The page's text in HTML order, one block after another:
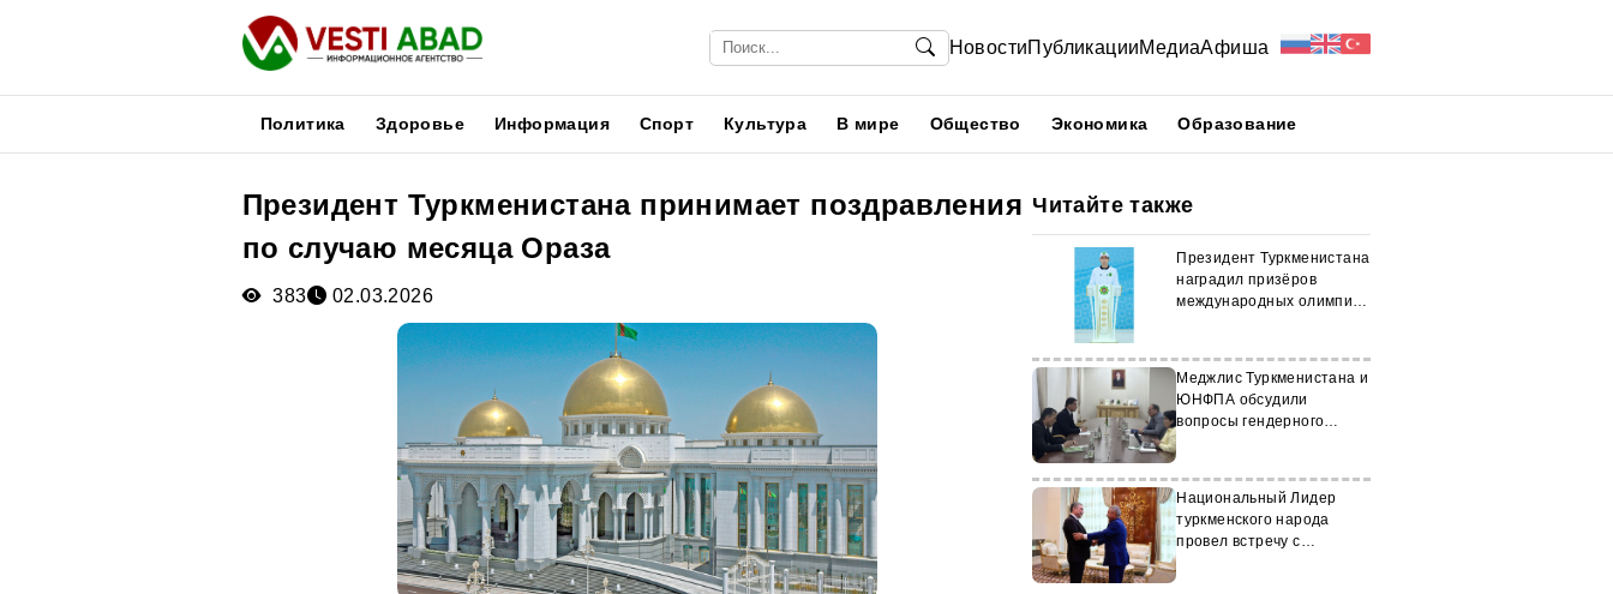
НовостиПубликацииМедиаАфиша
Политика Здоровье Информация Спорт Культура В мире Общество Экономика Образование
Президент Туркменистана принимает поздравления
по случаю месяца Ораза
383 02.03.2026
Читайте также
Президент Туркменистана
наградил призёров
международных олимпиад
Меджлис Туркменистана и
ЮНФПА обсудили
вопросы гендерного
Национальный Лидер
туркменского народа
провел встречу с